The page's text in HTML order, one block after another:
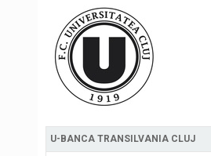
U-BANCA TRANSILVANIA CLUJ